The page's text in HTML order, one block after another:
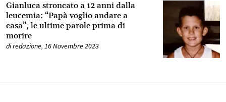
Gianluca stroncato a 12 anni dalla
leucemia: “Papà voglio andare a
casa”, le ultime parole prima di
morire
diredazione, 16 Novembre 2023